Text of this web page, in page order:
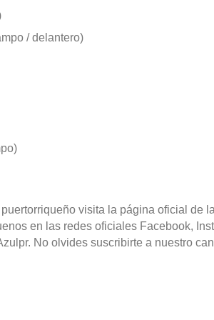
/ delantero)
visita la página oficial de
en las redes oficiales Facebook,
No olvides suscribirte a nuestro